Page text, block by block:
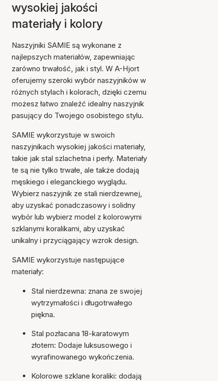
wysokiej jakości
materiały i kolory
Naszyjniki SAMIE są wykonane z
najlepszych materiałów, zapewniając
zarówno trwałość, jak i styl. W A-Hjort
oferujemy szeroki wybór naszyjników w
różnych stylach i kolorach, dzięki czemu
możesz łatwo znaleźć idealny naszyjnik
pasujący do Twojego osobistego stylu.
SAMIE wykorzystuje w swoich
naszyjnikach wysokiej jakości materiały,
takie jak stal szlachetna i perły. Materiały
te są nie tylko trwałe, ale także dodają
męskiego i eleganckiego wyglądu.
Wybierz naszyjnik ze stali nierdzewnej,
aby uzyskać ponadczasowy i solidny
wybór lub wybierz model z kolorowymi
szklanymi koralikami, aby uzyskać
unikalny i przyciągający wzrok design.
SAMIE wykorzystuje następujące
materiały:
Stal nierdzewna: znana ze swojej
wytrzymałości i długotrwałego
piękna.
Stal pozłacana 18-karatowym
złotem: Dodaje luksusowego i
wyrafinowanego wykończenia.
Kolorowe szklane koraliki: dodają